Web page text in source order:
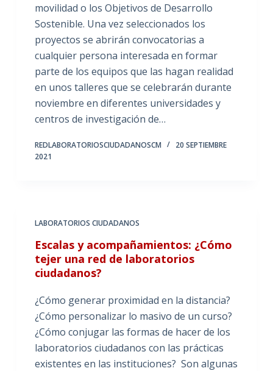
movilidad o los Objetivos de Desarrollo
Sostenible. Una vez seleccionados los
proyectos se abrirán convocatorias a
cualquier persona interesada en formar
parte de los equipos que las hagan realidad
en unos talleres que se celebrarán durante
noviembre en diferentes universidades y
centros de investigación de…
REDLABORATORIOSCIUDADANOSCM
20 SEPTIEMBRE
2021
LABORATORIOS CIUDADANOS
Escalas y acompañamientos: ¿Cómo
tejer una red de laboratorios
ciudadanos?
¿Cómo generar proximidad en la distancia?
¿Cómo personalizar lo masivo de un curso?
¿Cómo conjugar las formas de hacer de los
laboratorios ciudadanos con las prácticas
existentes en las instituciones? Son algunas